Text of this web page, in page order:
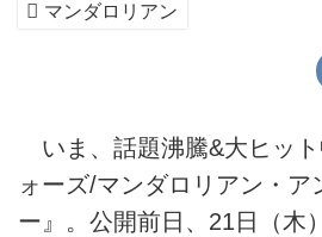
マンダロリアン
いま、話題沸騰&大ヒッ
ォーズ/マンダロリアン・ア
ー』。公開前日、21日（木